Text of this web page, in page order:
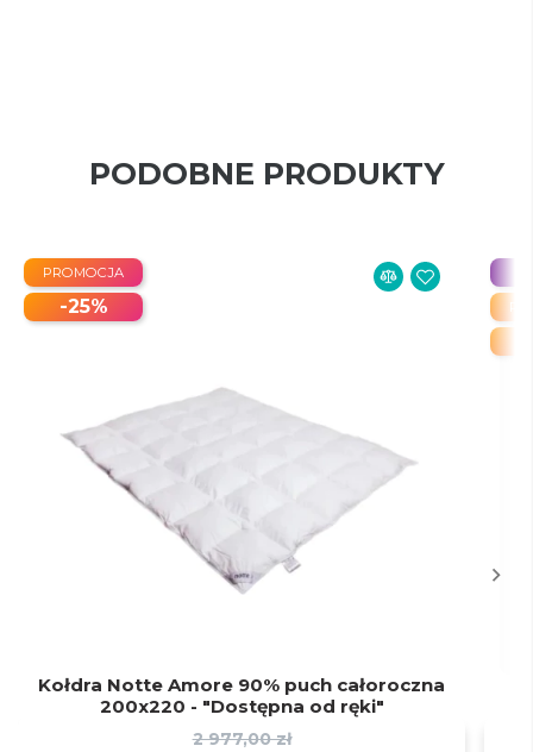
PODOBNE PRODUKTY
Kołdra Notte Amore 90% puch całoroczna
200x220 - "Dostępna od ręki"
2 977,00 zł
PROMOCJA
-25%